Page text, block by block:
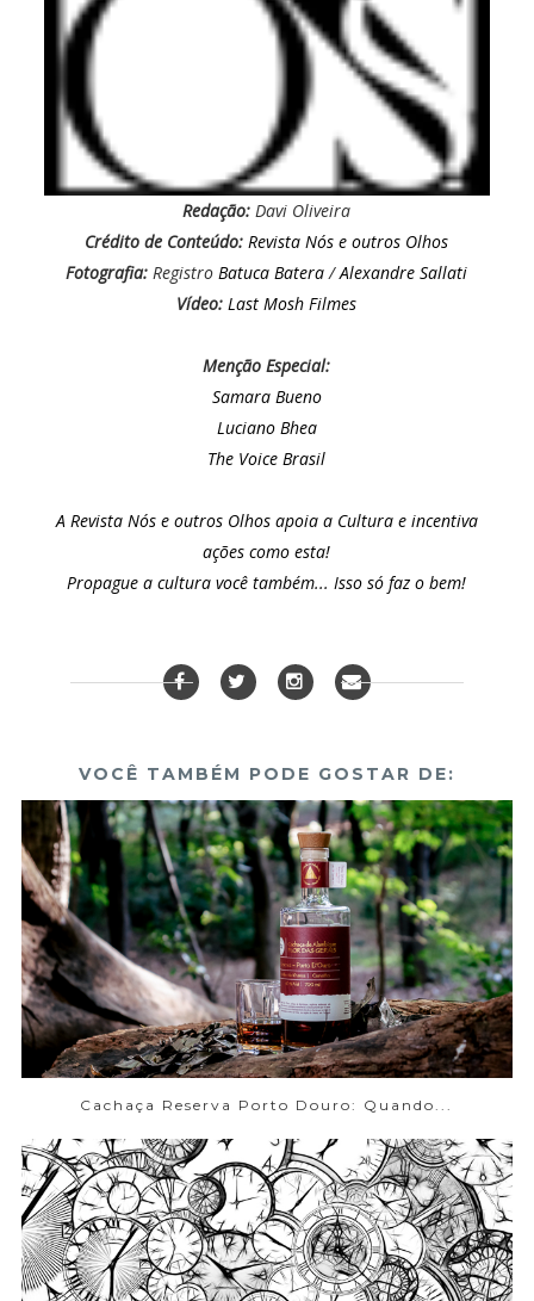
Redação:Davi Oliveira
Crédito de Conteúdo:Revista Nós e outros Olhos
Fotografia:RegistroBatuca Batera/Alexandre Sallati
Vídeo:Last Mosh Filmes
Menção Especial:
Samara Bueno
Luciano Bhea
The Voice Brasil
A Revista Nós e outros Olhosapoia a Cultura e incentiva
ações como esta!
Propague a cultura você também... Isso só faz o bem!
VOCÊ TAMBÉM PODE GOSTAR DE:
Cachaça Reserva Porto Douro: Quando...